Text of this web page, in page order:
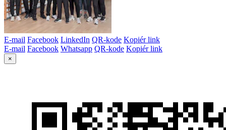
E-mail Facebook LinkedIn QR-kode Kopiér link
E-mail Facebook Whatsapp QR-kode Kopiér link
×